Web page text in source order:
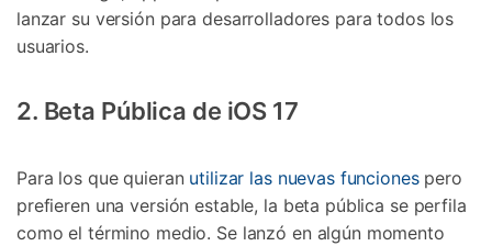
lanzar su versión para desarrolladores para todos los
usuarios.
2. Beta Pública de iOS 17
Para los que quieran utilizar las nuevas funcionespero
prefieren una versión estable, la beta pública se perfila
como el término medio. Se lanzó en algún momento